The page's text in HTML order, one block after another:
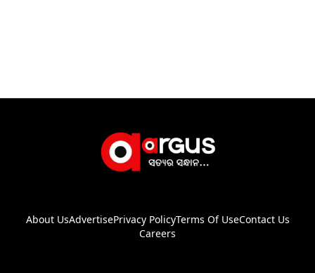
About UsAdvertisePrivacy PolicyTerms Of UseContact Us
Careers